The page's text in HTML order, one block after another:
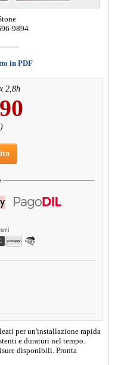
9894
in PDF
2,8h
per un'installazione rapida
e duraturi nel tempo.
disponibili. Pronta